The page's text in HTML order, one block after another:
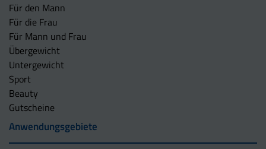
Für den Mann
Für die Frau
Für Mann und Frau
Übergewicht
Untergewicht
Sport
Beauty
Gutscheine
Anwendungsgebiete